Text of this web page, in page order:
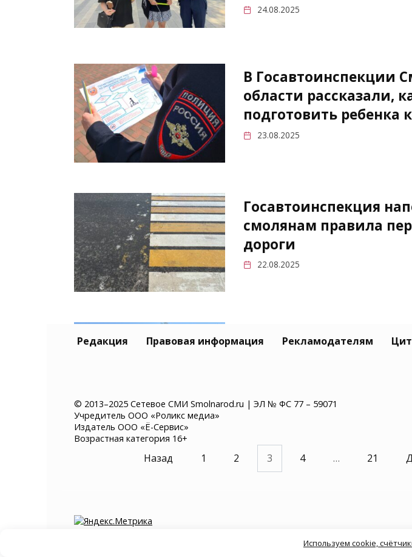
24.08.2025
В Госавтоинспекции
области рассказали,
подготовить ребенка
23.08.2025
Госавтоинспекция
смолянам правила
дороги
22.08.2025
Госавтоинспекция
Назад 1 2 3 4 … 21
Редакция Правовая информация Рекламодателям
© 2013–2025 Сетевое СМИ Smolnarod.ru | ЭЛ № ФС 77 – 59071
Учредитель ООО «Роликс медиа»
Издатель ООО «Ё-Сервис»
Возрастная категория 16+
Используем cookie,